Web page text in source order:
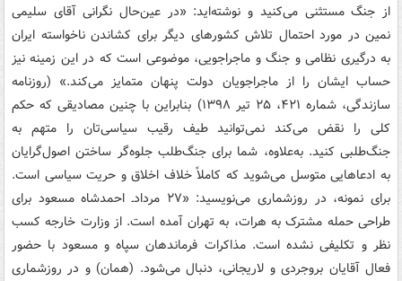
از جنگ مستثنی می‌کنید و نوشته‌اید: «در عین‌حال نگرانی آقای سلیمی
نمین در مورد احتمال تلاش کشورهای دیگر برای کشاندن ناخواسته ایران
به درگیری نظامی و جنگ و ماجراجویی، موضوعی است که در این زمینه نیز
حساب ایشان را از ماجراجویان دولت پنهان متمایز می‌کند.» (روزنامه
سازندگی، شماره ۴۲۱، ۲۵ تیر ۱۳۹۸) بنابراین با چنین مصادیقی که حکم
کلی را نقض می‌کند نمی‌توانید طیف رقیب سیاسی‌تان را متهم به
جنگ‌طلبی کنید. به‌علاوه، شما برای جنگ‌طلب جلوه‌گر ساختن اصول‌گرایان
به ادعاهایی متوسل می‌شوید که کاملاً خلاف اخلاق و حریت سیاسی است.
برای نمونه، در روزشماری می‌نویسید: «۲۷ مردادـ احمدشاه مسعود برای
طراحی حمله مشترک به هرات، به تهران آمده است. از وزارت خارجه کسب
نظر و تکلیفی نشده است. مذاکرات فرماندهان سپاه و مسعود با حضور
فعال آقایان بروجردی و لاریجانی، دنبال می‌شود. (همان) و در روزشماری